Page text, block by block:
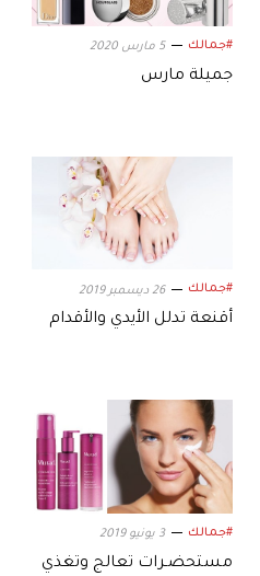
#جمالك 5 مارس 2020
جميلة مارس
#جمالك 26 ديسمبر 2019
أقنعة تدلل الأيدي والأقدام
#جمالك 3 يونيو 2019
مستحضـرات تعالج وتغذي